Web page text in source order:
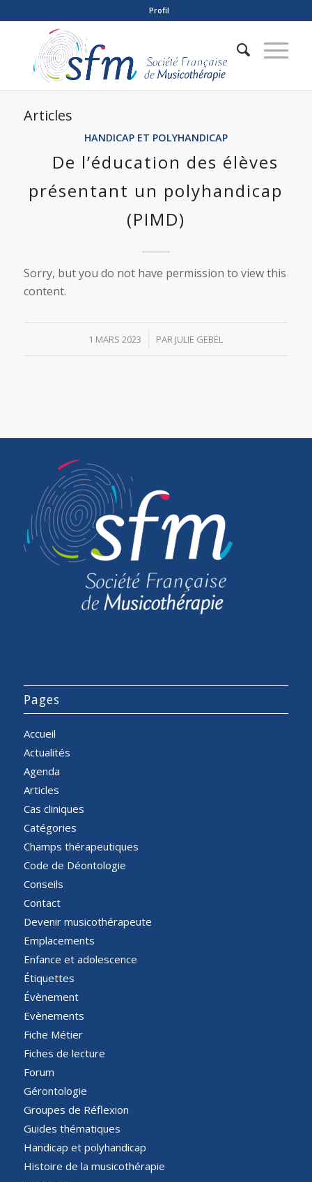
Profil
Articles
HANDICAP ET POLYHANDICAP
De l’éducation des élèves
présentant un polyhandicap
(PIMD)
Sorry, but you do not have permission to view this
content.
1 MARS 2023
/ PAR JULIE GEBEL
Pages
Accueil
Actualités
Agenda
Articles
Cas cliniques
Catégories
Champs thérapeutiques
Code de Déontologie
Conseils
Contact
Devenir musicothérapeute
Emplacements
Enfance et adolescence
Étiquettes
Évènement
Evènements
Fiche Métier
Fiches de lecture
Forum
Gérontologie
Groupes de Réflexion
Guides thématiques
Handicap et polyhandicap
Histoire de la musicothérapie